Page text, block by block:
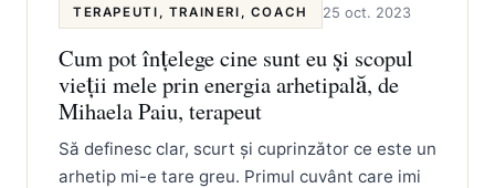
TERAPEUTI, TRAINERI, COACH 25 oct. 2023
Cum pot înțelege cine sunt eu și scopul
vieții mele prin energia arhetipală, de
Mihaela Paiu, terapeut
Să definesc clar, scurt și cuprinzător ce este un
arhetip mi-e tare greu. Primul cuvânt care imi